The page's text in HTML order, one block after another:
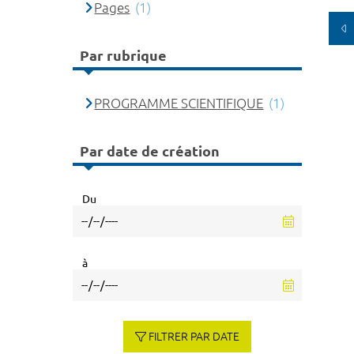
Pages (1)
Par rubrique
PROGRAMME SCIENTIFIQUE (1)
Par date de création
Du
à
FILTRER PAR DATE